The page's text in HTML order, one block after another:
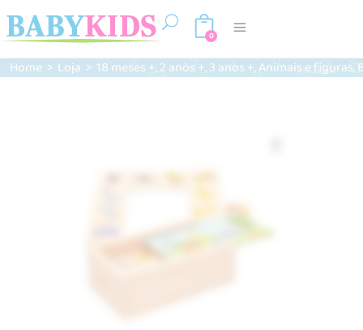
0
Home > Loja > 18 meses +,2 anos +,3 anos +,Animais e figuras,